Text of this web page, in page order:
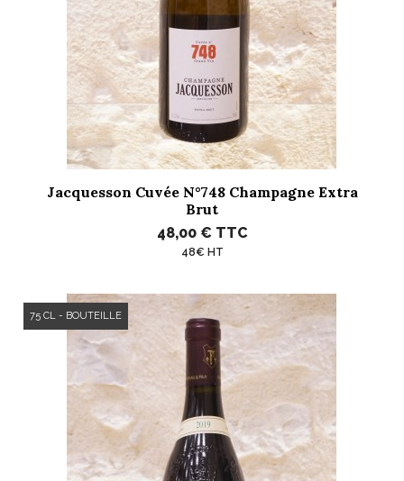
Jacquesson Cuvée N°748 Champagne Extra
Brut
48,00 € TTC
48€ HT
75 CL - BOUTEILLE